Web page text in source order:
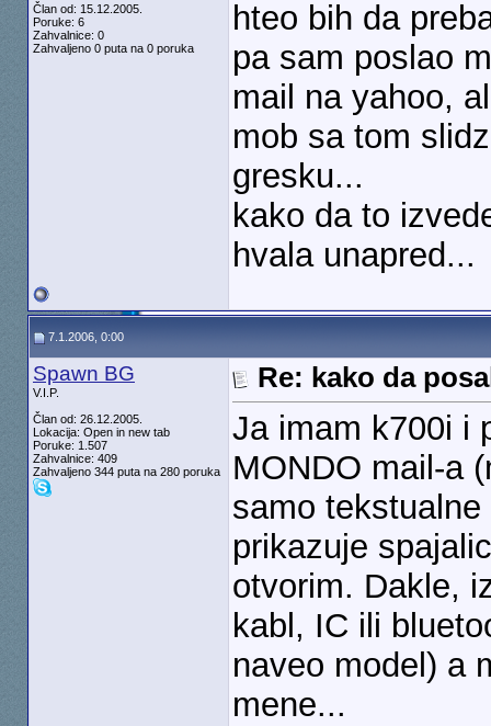
Član od: 15.12.2005.
Poruke: 6
Zahvalnice: 0
Zahvaljeno 0 puta na 0 poruka
hteo bih da
pa sam poslao
mail na yahoo,
mob sa tom
gresku...
kako da to
hvala unapred...
7.1.2006, 0:00
Spawn BG
V.I.P.
Član od: 26.12.2005.
Lokacija: Open in new tab
Poruke: 1.507
Zahvalnice: 409
Zahvaljeno 344 puta na 280 poruka
Re: kako da
Ja imam k700i i
MONDO mail-a
samo
prikazuje
otvorim. Dakle,
kabl, IC ili
naveo model) a
mene...